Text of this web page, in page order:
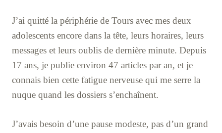
J’ai quitté la périphérie de Tours avec mes deux
adolescents encore dans la tête, leurs horaires, leurs
messages et leurs oublis de dernière minute. Depuis
17 ans, je publie environ 47 articles par an, et je
connais bien cette fatigue nerveuse qui me serre la
nuque quand les dossiers s’enchaînent.
J’avais besoin d’une pause modeste, pas d’un grand